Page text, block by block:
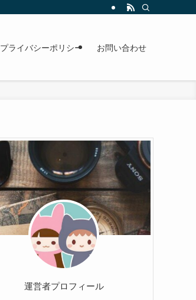
プライバシーポリシー お問い合わせ
運営者プロフィール